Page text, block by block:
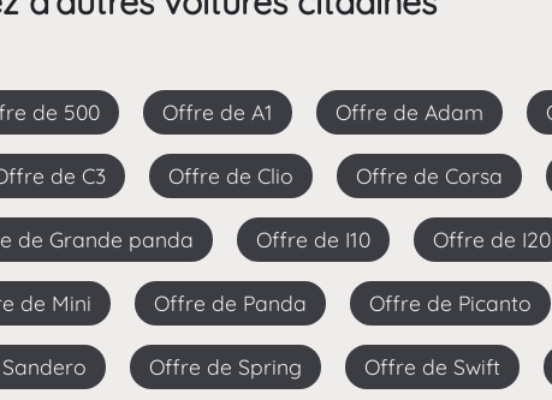
de 500 Offre de A1 Offre de Adam
Offre de C3 Offre de Clio Offre de Corsa
de Grande panda Offre de I10 Offre de I20
de Mini Offre de Panda Offre de Picanto
Sandero Offre de Spring Offre de Swift